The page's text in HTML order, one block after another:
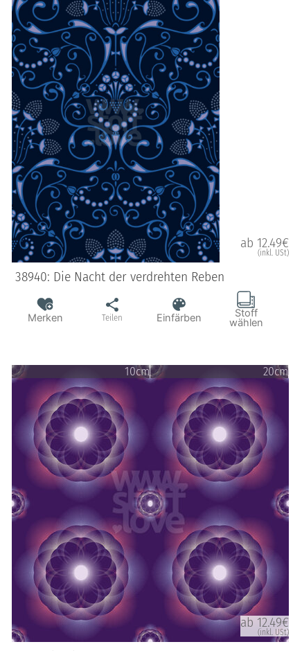
ab 12.49€
(inkl. USt)
38940: Die Nacht der verdrehten Reben
Merken Teilen Einfärben Stoff
wählen
10cm 20cm
ab 12.49€
(inkl. USt)